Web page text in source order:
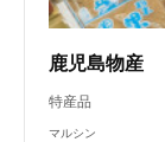
鹿児島物産
特産品
マルシン